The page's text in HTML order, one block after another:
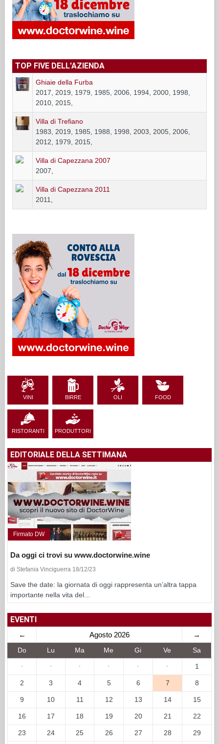
TOP FIVE DELL'AZIENDA
Ghiaie della Furba
2017, 2019, 1979, 1985, 2006, 1994, 2000, 1998,
2010, 2015,
Villa di Trefiano
1983, 2019, 1985, 1988, 1998, 2003, 2005, 2006,
2012, 1979, 2015,
Villa di Capezzana 2007
2007,
Villa di Capezzana 2011
2011,
VINI BIRRE OLI FOOD
RISTORANTI PRODUTTORI
EDITORIALE DELLA SETTIMANA
Firmato DW
Da oggi ci trovi su www.doctorwine.wine
di Stefania Vinciguerra 18/12/23
Save the date: la giornata di oggi rappresenta un’altra tappa
importante nella vita del...
EVENTI
← Agosto 2026 →
Do Lu Ma Me Gi Ve Sa
· · · · · · 1
2 3 4 5 6 7 8
9 10 11 12 13 14 15
16 17 18 19 20 21 22
23 24 25 26 27 28 29